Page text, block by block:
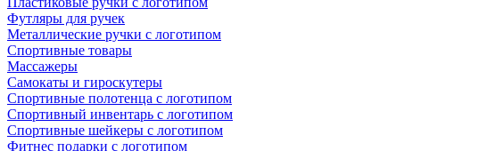
Футляры для ручек
Металлические ручки с логотипом
Спортивные товары
Массажеры
Самокаты и гироскутеры
Спортивные полотенца с логотипом
Спортивный инвентарь с логотипом
Спортивные шейкеры с логотипом
Фитнес подарки с логотипом